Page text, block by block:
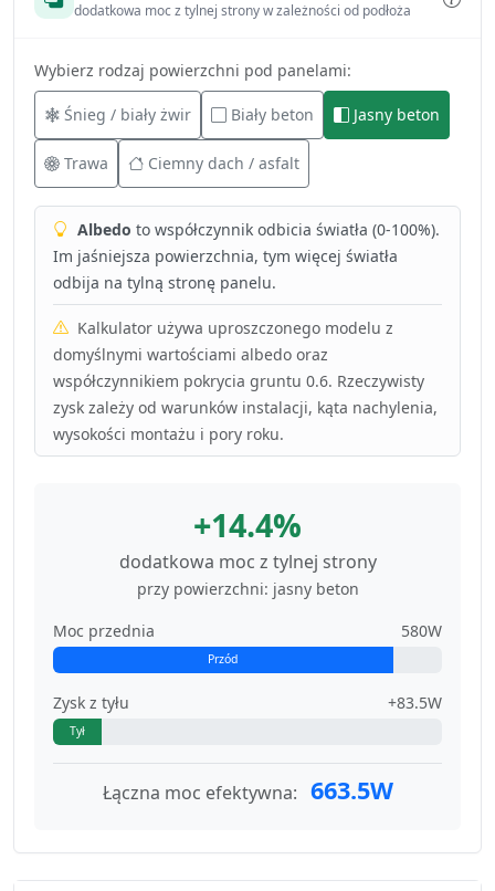
dodatkowa moc z tylnej strony w zależności od podłoża
Wybierz rodzaj powierzchni pod panelami:
Śnieg / biały żwir Biały beton Jasny beton
Trawa Ciemny dach / asfalt
Albedo to współczynnik odbicia światła (0-100%).
Im jaśniejsza powierzchnia, tym więcej światła
odbija na tylną stronę panelu.
Kalkulator używa uproszczonego modelu z
domyślnymi wartościami albedo oraz
współczynnikiem pokrycia gruntu 0.6. Rzeczywisty
zysk zależy od warunków instalacji, kąta nachylenia,
wysokości montażu i pory roku.
+14.4%
dodatkowa moc z tylnej strony
przy powierzchni: jasny beton
Moc przednia
580W
Przód
Zysk z tyłu +83.5W
Tył
Łączna moc efektywna: 663.5W